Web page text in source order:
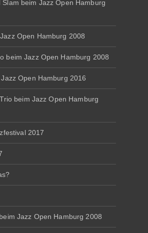
beim Jazz Open Hamburg
Open Hamburg 2008
beim Jazz Open Hamburg 2008
Open Hamburg 2016
beim Jazz Open Hamburg
2017
Jazz Open Hamburg 2008